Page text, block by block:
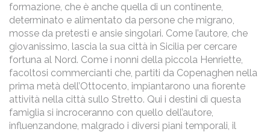
formazione, che è anche quella di un continente,
determinato e alimentato da persone che migrano,
mosse da pretesti e ansie singolari. Come l’autore, che
giovanissimo, lascia la sua città in Sicilia per cercare
fortuna al Nord. Come i nonni della piccola Henriette,
facoltosi commercianti che, partiti da Copenaghen nella
prima metà dell’Ottocento, impiantarono una fiorente
attività nella città sullo Stretto. Qui i destini di questa
famiglia si incroceranno con quello dell’autore,
influenzandone, malgrado i diversi piani temporali, il